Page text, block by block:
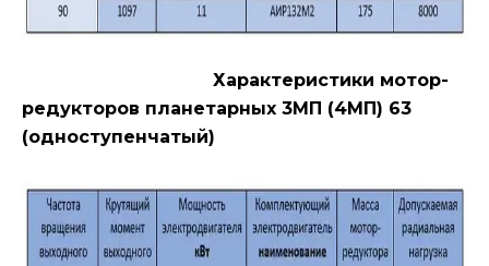
Характеристики мотор-
редукторов планетарных 3МП (4МП) 63
(одноступенчатый)